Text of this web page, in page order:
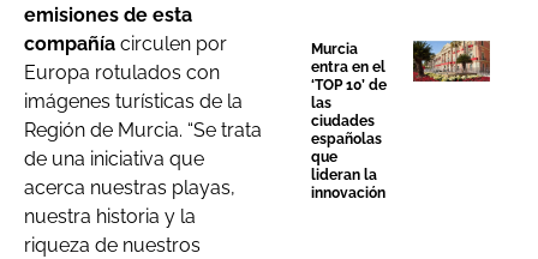
emisiones de esta
compañía circulen por
Europa rotulados con
imágenes turísticas de la
Región de Murcia. “Se trata
de una iniciativa que
acerca nuestras playas,
nuestra historia y la
riqueza de nuestros
Murcia
entra en el
‘TOP 10’ de
las
ciudades
españolas
que
lideran la
innovación